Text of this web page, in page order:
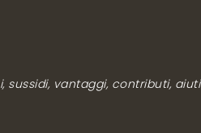
sussidi, vantaggi, contributi, aiuti